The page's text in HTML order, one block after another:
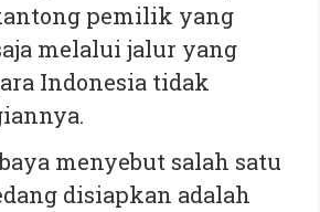
pemilik yang
melalui jalur yang
Indonesia tidak
menyebut salah satu
disiapkan adalah